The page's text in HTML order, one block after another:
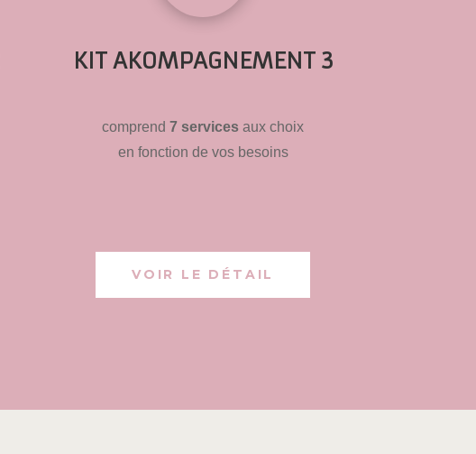
KIT AKOMPAGNEMENT 3
comprend 7 services aux choix
en fonction de vos besoins
VOIR LE DÉTAIL